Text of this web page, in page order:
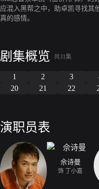
应混入黑帮之中，助卓凯寻找其
真的感情。
剧集概览 共31集
1 2 3
20
21 22
演职员表
佘诗曼
饰 丁小嘉